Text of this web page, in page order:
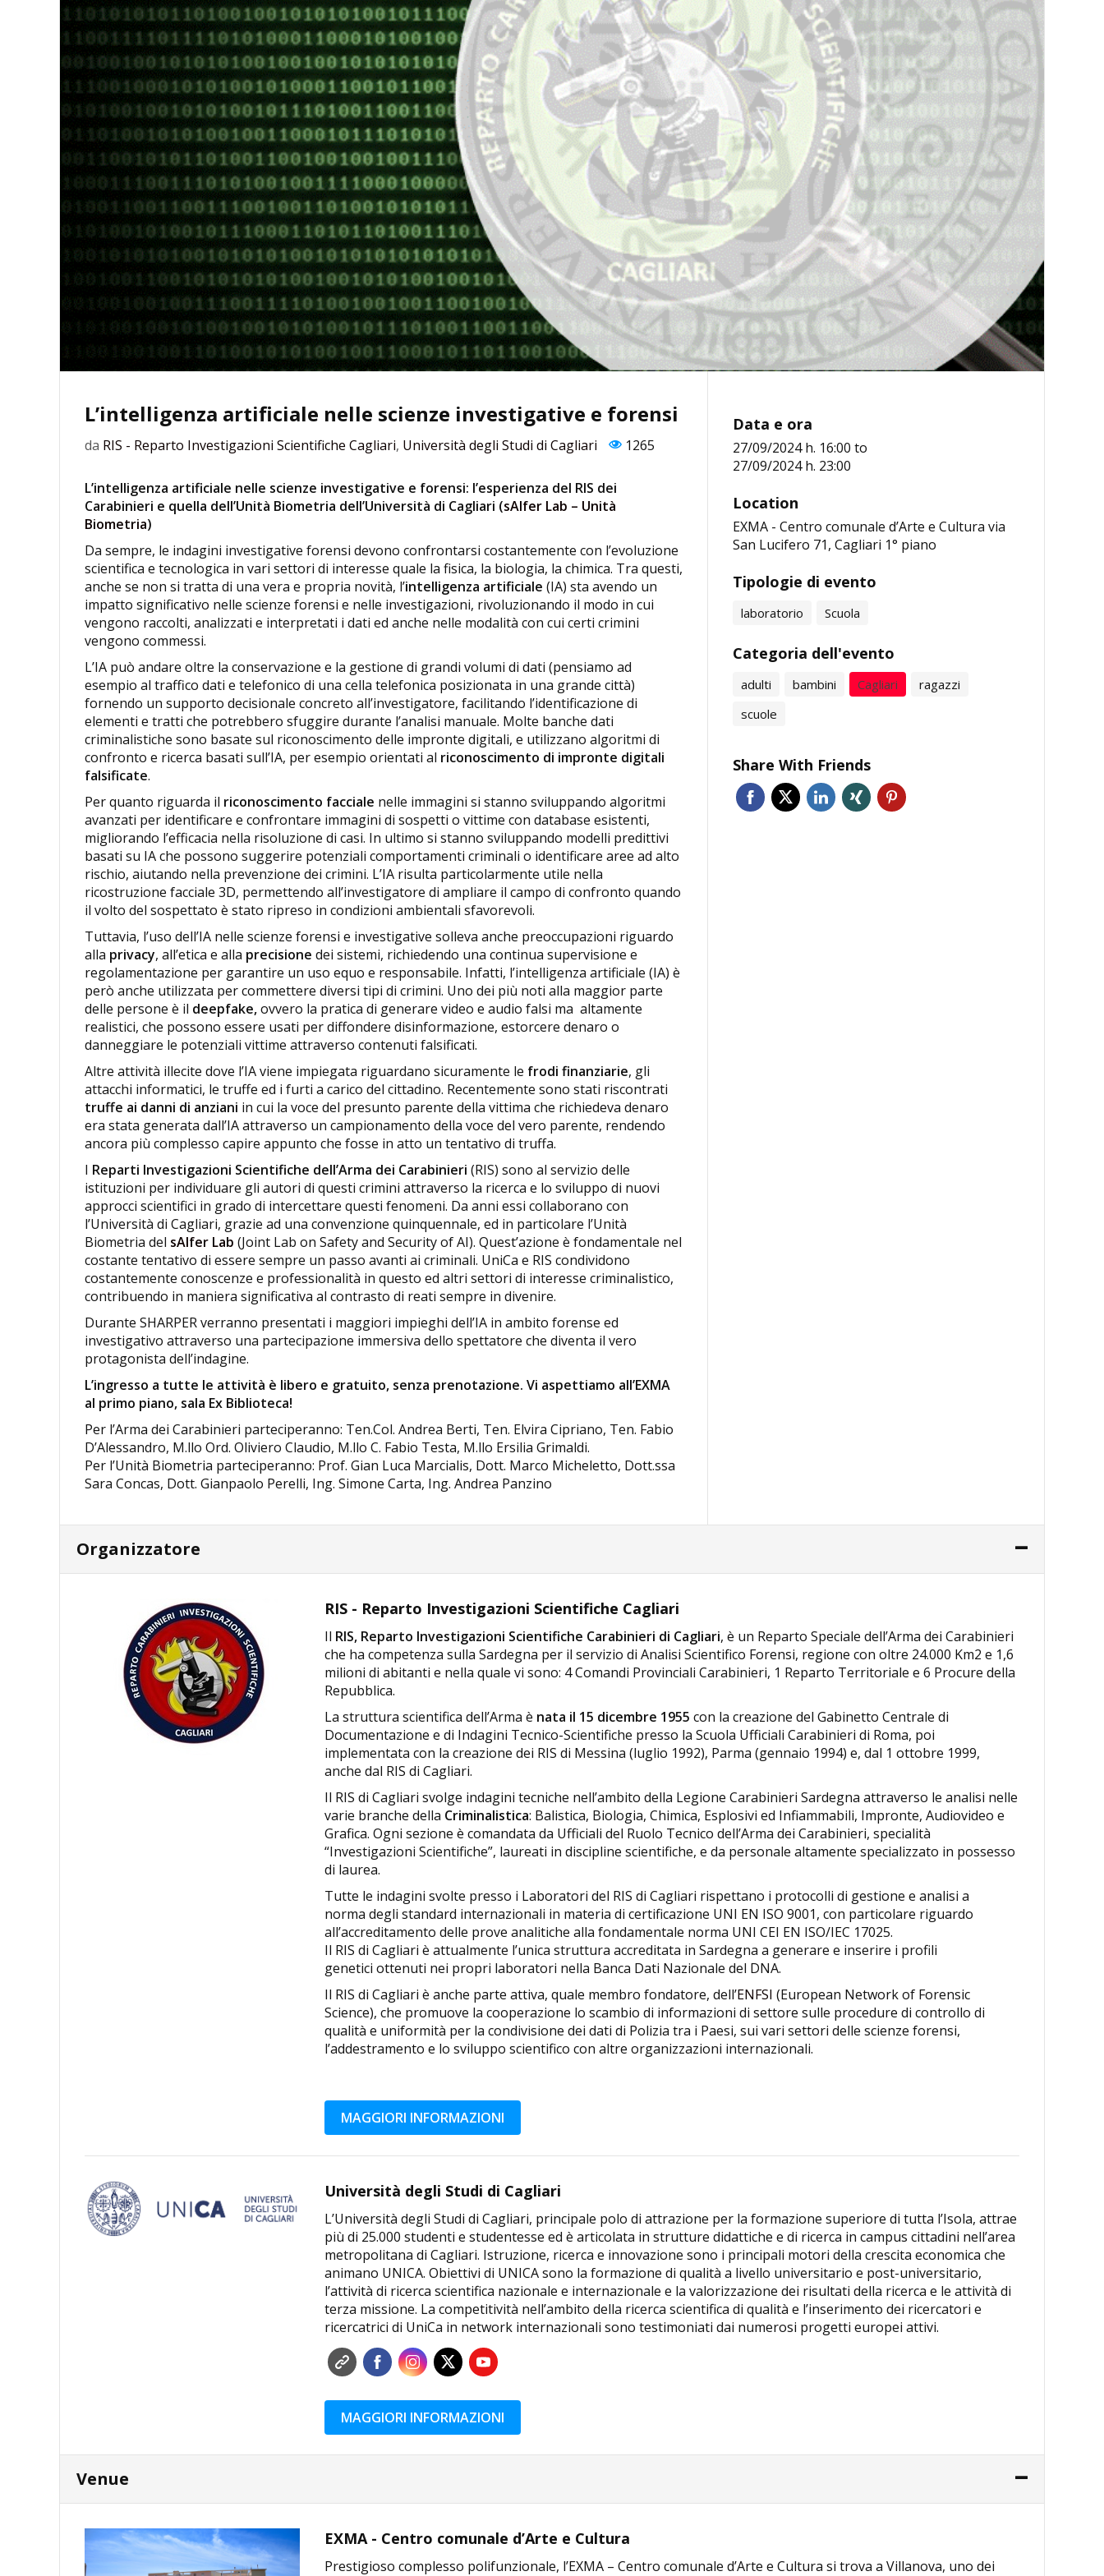
L’intelligenza artificiale nelle scienze investigative e forensi
da RIS - Reparto Investigazioni Scientifiche Cagliari, Università degli Studi di Cagliari 1265
L’intelligenza artificiale nelle scienze investigative e forensi: l’esperienza del RIS dei
Carabinieri e quella dell’Unità Biometria dell’Università di Cagliari (sAIfer Lab – Unità
Biometria)
Da sempre, le indagini investigative forensi devono confrontarsi costantemente con l’evoluzione
scientifica e tecnologica in vari settori di interesse quale la fisica, la biologia, la chimica. Tra questi,
anche se non si tratta di una vera e propria novità, l’intelligenza artificiale (IA) sta avendo un
impatto significativo nelle scienze forensi e nelle investigazioni, rivoluzionando il modo in cui
vengono raccolti, analizzati e interpretati i dati ed anche nelle modalità con cui certi crimini
vengono commessi.
L’IA può andare oltre la conservazione e la gestione di grandi volumi di dati (pensiamo ad
esempio al traffico dati e telefonico di una cella telefonica posizionata in una grande città)
fornendo un supporto decisionale concreto all’investigatore, facilitando l’identificazione di
elementi e tratti che potrebbero sfuggire durante l’analisi manuale. Molte banche dati
criminalistiche sono basate sul riconoscimento delle impronte digitali, e utilizzano algoritmi di
confronto e ricerca basati sull’IA, per esempio orientati al riconoscimento di impronte digitali
falsificate.
Per quanto riguarda il riconoscimento facciale nelle immagini si stanno sviluppando algoritmi
avanzati per identificare e confrontare immagini di sospetti o vittime con database esistenti,
migliorando l’efficacia nella risoluzione di casi. In ultimo si stanno sviluppando modelli predittivi
basati su IA che possono suggerire potenziali comportamenti criminali o identificare aree ad alto
rischio, aiutando nella prevenzione dei crimini. L’IA risulta particolarmente utile nella
ricostruzione facciale 3D, permettendo all’investigatore di ampliare il campo di confronto quando
il volto del sospettato è stato ripreso in condizioni ambientali sfavorevoli.
Tuttavia, l’uso dell’IA nelle scienze forensi e investigative solleva anche preoccupazioni riguardo
alla privacy, all’etica e alla precisione dei sistemi, richiedendo una continua supervisione e
regolamentazione per garantire un uso equo e responsabile. Infatti, l’intelligenza artificiale (IA) è
però anche utilizzata per commettere diversi tipi di crimini. Uno dei più noti alla maggior parte
delle persone è il deepfake,ovvero la pratica di generare video e audio falsi ma altamente
realistici, che possono essere usati per diffondere disinformazione, estorcere denaro o
danneggiare le potenziali vittime attraverso contenuti falsificati.
Altre attività illecite dove l’IA viene impiegata riguardano sicuramente le frodi finanziarie, gli
attacchi informatici, le truffe ed i furti a carico del cittadino. Recentemente sono stati riscontrati
truffe ai danni di anziani in cui la voce del presunto parente della vittima che richiedeva denaro
era stata generata dall’IA attraverso un campionamento della voce del vero parente, rendendo
ancora più complesso capire appunto che fosse in atto un tentativo di truffa.
I Reparti Investigazioni Scientifiche dell’Arma dei Carabinieri (RIS) sono al servizio delle
istituzioni per individuare gli autori di questi crimini attraverso la ricerca e lo sviluppo di nuovi
approcci scientifici in grado di intercettare questi fenomeni. Da anni essi collaborano con
l’Università di Cagliari, grazie ad una convenzione quinquennale, ed in particolare l’Unità
Biometria del sAIfer Lab (Joint Lab on Safety and Security of AI). Quest’azione è fondamentale nel
costante tentativo di essere sempre un passo avanti ai criminali. UniCa e RIS condividono
costantemente conoscenze e professionalità in questo ed altri settori di interesse criminalistico,
contribuendo in maniera significativa al contrasto di reati sempre in divenire.
Durante SHARPER verranno presentati i maggiori impieghi dell’IA in ambito forense ed
investigativo attraverso una partecipazione immersiva dello spettatore che diventa il vero
protagonista dell’indagine.
L’ingresso a tutte le attività è libero e gratuito, senza prenotazione. Vi aspettiamo all’EXMA
al primo piano, sala Ex Biblioteca!
Per l’Arma dei Carabinieri parteciperanno: Ten.Col. Andrea Berti, Ten. Elvira Cipriano, Ten. Fabio
D’Alessandro, M.llo Ord. Oliviero Claudio, M.llo C. Fabio Testa, M.llo Ersilia Grimaldi.
Per l’Unità Biometria parteciperanno: Prof. Gian Luca Marcialis, Dott. Marco Micheletto, Dott.ssa
Sara Concas, Dott. Gianpaolo Perelli, Ing. Simone Carta, Ing. Andrea Panzino
Data e ora
27/09/2024 h. 16:00 to
27/09/2024 h. 23:00
Location
EXMA - Centro comunale d’Arte e Cultura via
San Lucifero 71, Cagliari 1° piano
Tipologie di evento
laboratorio Scuola
Categoria dell'evento
adulti bambini Cagliari
ragazzi
scuole
Share With Friends
Organizzatore
RIS - Reparto Investigazioni Scientifiche Cagliari
Il RIS, Reparto Investigazioni Scientifiche Carabinieri di Cagliari, è un Reparto Speciale dell’Arma dei Carabinieri
che ha competenza sulla Sardegna per il servizio di Analisi Scientifico Forensi, regione con oltre 24.000 Km2 e 1,6
milioni di abitanti e nella quale vi sono: 4 Comandi Provinciali Carabinieri, 1 Reparto Territoriale e 6 Procure della
Repubblica.
La struttura scientifica dell’Arma è nata il 15 dicembre 1955 con la creazione del Gabinetto Centrale di
Documentazione e di Indagini Tecnico-Scientifiche presso la Scuola Ufficiali Carabinieri di Roma, poi
implementata con la creazione dei RIS di Messina (luglio 1992), Parma (gennaio 1994) e, dal 1 ottobre 1999,
anche dal RIS di Cagliari.
Il RIS di Cagliari svolge indagini tecniche nell’ambito della Legione Carabinieri Sardegna attraverso le analisi nelle
varie branche della Criminalistica: Balistica, Biologia, Chimica, Esplosivi ed Infiammabili, Impronte, Audiovideo e
Grafica. Ogni sezione è comandata da Ufficiali del Ruolo Tecnico dell’Arma dei Carabinieri, specialità
“Investigazioni Scientifiche”, laureati in discipline scientifiche, e da personale altamente specializzato in possesso
di laurea.
Tutte le indagini svolte presso i Laboratori del RIS di Cagliari rispettano i protocolli di gestione e analisi a
norma degli standard internazionali in materia di certificazione UNI EN ISO 9001, con particolare riguardo
all’accreditamento delle prove analitiche alla fondamentale norma UNI CEI EN ISO/IEC 17025.
Il RIS di Cagliari è attualmente l’unica struttura accreditata in Sardegna a generare e inserire i profili
genetici ottenuti nei propri laboratori nella Banca Dati Nazionale del DNA.
Il RIS di Cagliari è anche parte attiva, quale membro fondatore, dell’ENFSI (European Network of Forensic
Science), che promuove la cooperazione lo scambio di informazioni di settore sulle procedure di controllo di
qualità e uniformità per la condivisione dei dati di Polizia tra i Paesi, sui vari settori delle scienze forensi,
l’addestramento e lo sviluppo scientifico con altre organizzazioni internazionali.
MAGGIORI INFORMAZIONI
Università degli Studi di Cagliari
L’Università degli Studi di Cagliari, principale polo di attrazione per la formazione superiore di tutta l’Isola, attrae
più di 25.000 studenti e studentesse ed è articolata in strutture didattiche e di ricerca in campus cittadini nell’area
metropolitana di Cagliari. Istruzione, ricerca e innovazione sono i principali motori della crescita economica che
animano UNICA. Obiettivi di UNICA sono la formazione di qualità a livello universitario e post-universitario,
l’attività di ricerca scientifica nazionale e internazionale e la valorizzazione dei risultati della ricerca e le attività di
terza missione. La competitività nell’ambito della ricerca scientifica di qualità e l’inserimento dei ricercatori e
ricercatrici di UniCa in network internazionali sono testimoniati dai numerosi progetti europei attivi.
MAGGIORI INFORMAZIONI
Venue
EXMA - Centro comunale d’Arte e Cultura
Prestigioso complesso polifunzionale, l’EXMA – Centro comunale d’Arte e Cultura si trova a Villanova, uno dei